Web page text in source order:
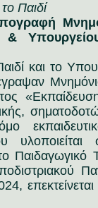
Παιδί
και το
υλοποιείται
Παιδαγωγικό